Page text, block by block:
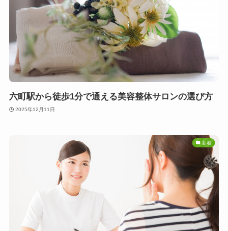
六町駅から徒歩1分で通える美容整体サロンの選び方
2025年12月11日
新着